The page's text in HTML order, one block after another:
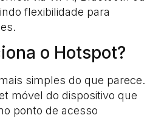
flexibilidade para
o Hotspot?
simples do que parece.
móvel do dispositivo que
ponto de acesso